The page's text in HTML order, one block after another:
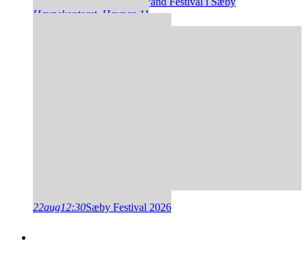
Havnekontoret, Havnen 11
22aug12:30Sæby Festival 2026